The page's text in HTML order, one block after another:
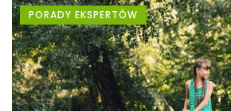
PORADY EKSPERTÓW